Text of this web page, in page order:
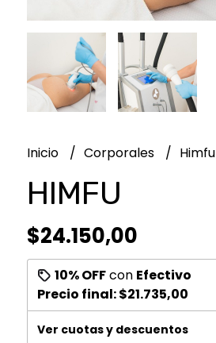
Inicio Corporales Himfu
HIMFU
$24.150,00
10% OFFcon Efectivo
Precio final:$21.735,00
Ver cuotas y descuentos